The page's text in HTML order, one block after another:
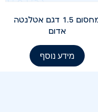
מחסום 1.5 דגם אטלנטה
אדום
מידע נוסף